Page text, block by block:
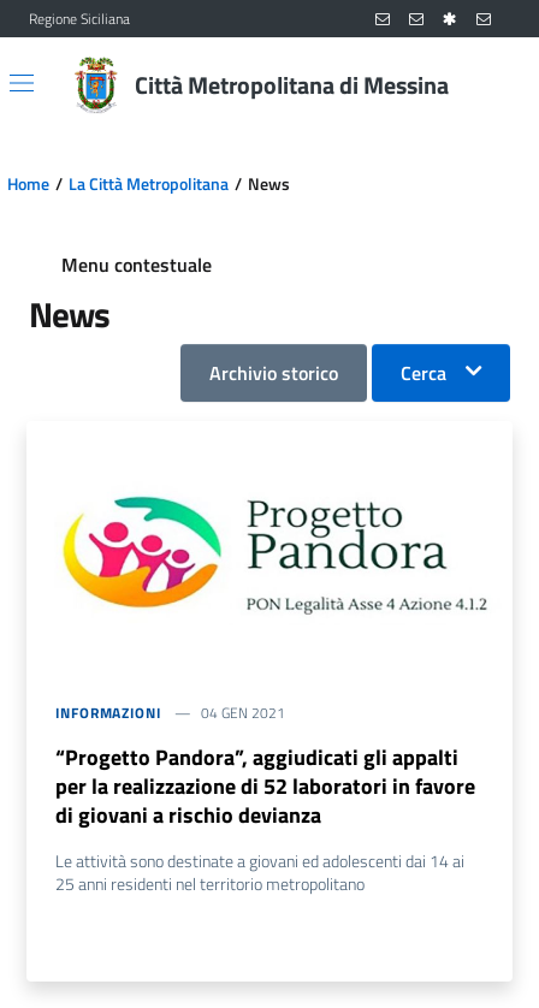
Vai al contenuto principale
Vai al menu principale
Regione Siciliana
Città Metropolitana di Messina
Home La Città Metropolitana News
Menu contestuale
News
Archivio storico Cerca
INFORMAZIONI 04 GEN 2021
“Progetto Pandora”, aggiudicati gli appalti
per la realizzazione di 52 laboratori in favore
di giovani a rischio devianza
Le attività sono destinate a giovani ed adolescenti dai 14 ai
25 anni residenti nel territorio metropolitano